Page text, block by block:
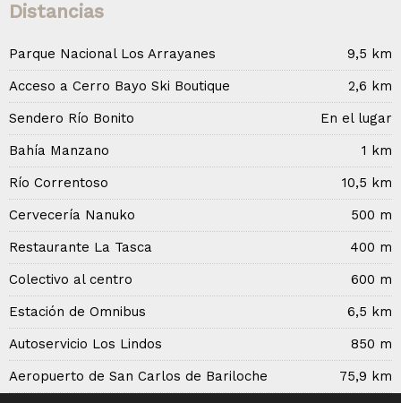
Distancias
Parque Nacional Los Arrayanes
9,5 km
Acceso a Cerro Bayo Ski Boutique
2,6 km
Sendero Río Bonito
En el lugar
Bahía Manzano
1 km
Río Correntoso
10,5 km
Cervecería Nanuko
500 m
Restaurante La Tasca
400 m
Colectivo al centro
600 m
Estación de Omnibus
6,5 km
Autoservicio Los Lindos
850 m
Aeropuerto de San Carlos de Bariloche
75,9 km